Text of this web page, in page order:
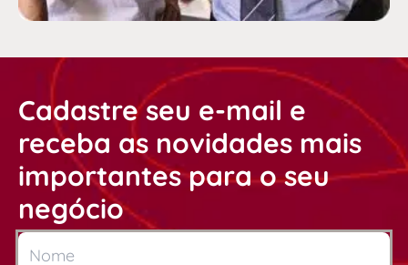
Cadastre seu e-mail e
receba as novidades mais
importantes para o seu
negócio